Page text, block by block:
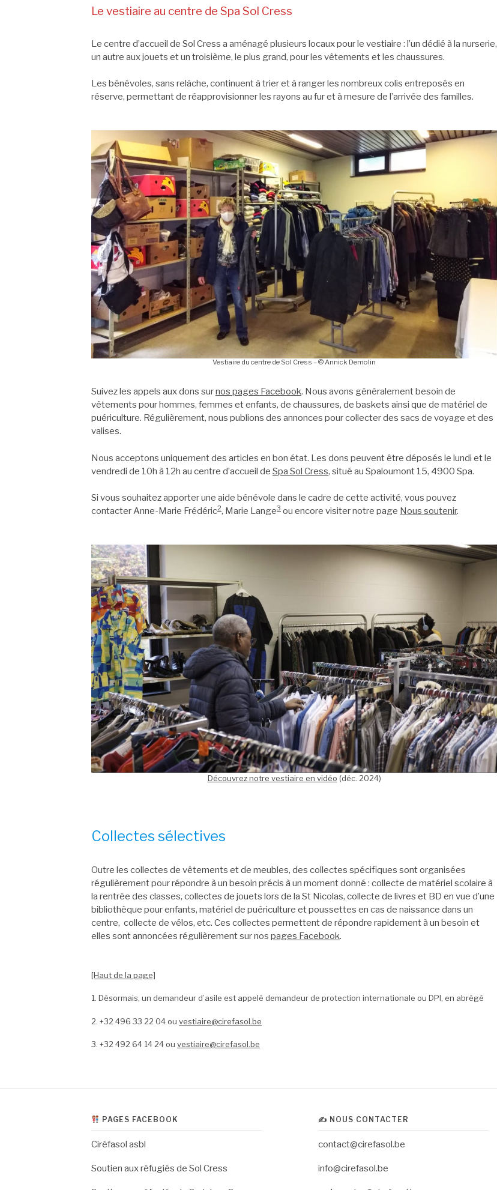
Le vestiaire au centre de Spa Sol Cress
Le centre d’accueil de Sol Cress a aménagé plusieurs locaux pour le vestiaire : l’un dédié à la nurserie,
un autre aux jouets et un troisième, le plus grand, pour les vêtements et les chaussures.
Les bénévoles, sans relâche, continuent à trier et à ranger les nombreux colis entreposés en
réserve, permettant de réapprovisionner les rayons au fur et à mesure de l’arrivée des familles.
Vestiaire du centre de Sol Cress – © Annick Demolin
Suivez les appels aux dons surnos pages Facebook. Nous avons généralement besoin de
vêtements pour hommes, femmes et enfants, de chaussures, de baskets ainsi que de matériel de
puériculture. Régulièrement, nous publions des annonces pour collecter des sacs de voyage et des
valises.
Nous acceptons uniquement des articles en bon état. Les dons peuvent être déposés le lundi et le
vendredi de 10h à 12h au centre d’accueil de Spa Sol Cress, situé au Spaloumont 15, 4900 Spa.
Si vous souhaitez apporter une aide bénévole dans le cadre de cette activité, vous pouvez
contacter Anne-Marie Frédéric2, Marie Lange3 ou encore visiter notre page Nous soutenir.
Découvrez notre vestiaire en vidéo (déc. 2024)
Collectes sélectives
Outre les collectes de vêtements et de meubles, des collectes spécifiques sont organisées
régulièrement pour répondre à un besoin précis à un moment donné : collecte de matériel scolaire à
la rentrée des classes, collectes de jouets lors de la St Nicolas, collecte de livres et BD en vue d’une
bibliothèque pour enfants, matériel de puériculture et poussettes en cas de naissance dans un
centre, collecte de vélos, etc. Ces collectes permettent de répondre rapidement à un besoin et
elles sont annoncées régulièrement sur nos pages Facebook.
[Haut de la page]
1. Désormais, un demandeur d’asile est appelé demandeur de protection internationale ou DPI, en abrégé
2. +32 496 33 22 04 ou vestiaire@cirefasol.be
3. +32 492 64 14 24 ou vestiaire@cirefasol.be
PAGES FACEBOOK
Ciréfasol asbl
Soutien aux réfugiés de Sol Cress
✍️ NOUS CONTACTER
contact@cirefasol.be
info@cirefasol.be